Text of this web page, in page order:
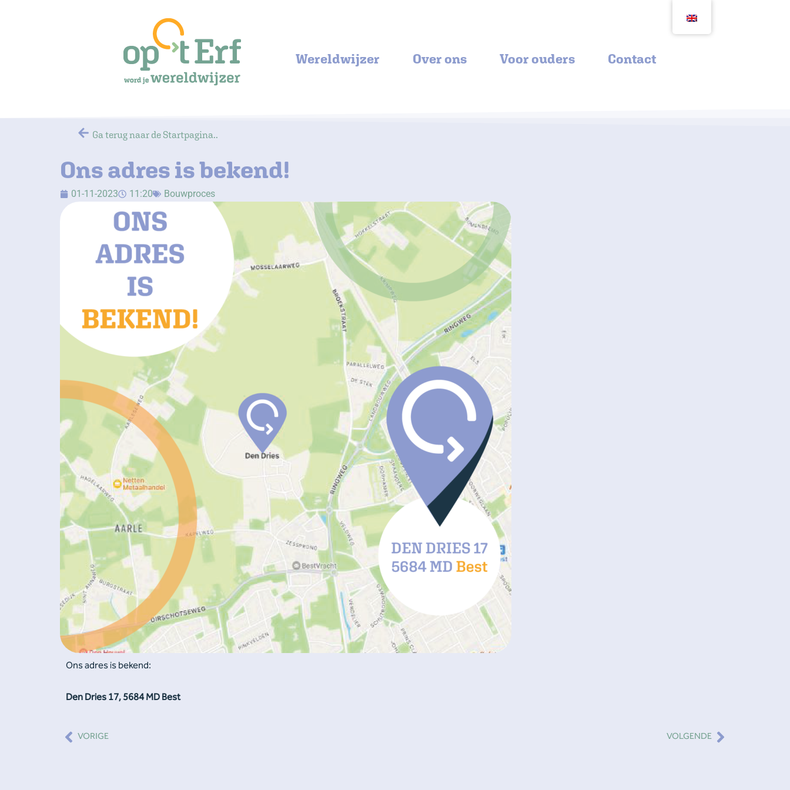
Wereldwijzer Over ons Voor ouders Contact
Ga terug naar de Startpagina..
Ons adres is bekend!
01-11-2023 11:20 Bouwproces
Ons adres is bekend:
Den Dries 17, 5684 MD Best
Vorige
VORIGE VOLGENDEVolgende